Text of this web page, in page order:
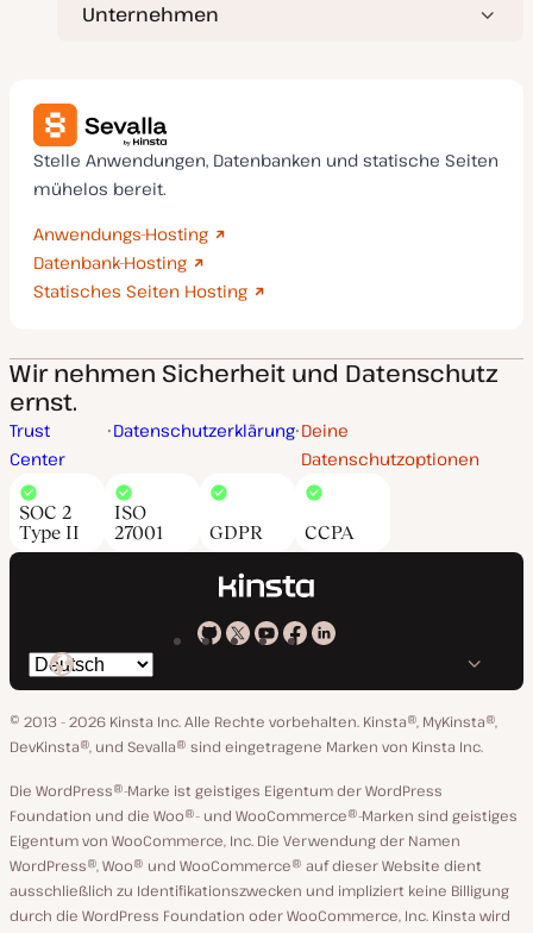
Unternehmen
Stelle Anwendungen, Datenbanken und statische Seiten
mühelos bereit.
Anwendungs-Hosting
Datenbank-Hosting
Statisches Seiten Hosting
Wir nehmen Sicherheit und Datenschutz
ernst.
Trust
Center
Datenschutzerklärung Deine
Datenschutzoptionen
SOC 2
Type II
ISO
27001
GDPR CCPA
Kinsta
GitHub
Kinsta
X
Kinsta
YouTube
Kinsta
Facebook
Kinsta
LinkedIn
Spräche
ändern
© 2013 - 2026 Kinsta Inc. Alle Rechte vorbehalten. Kinsta®, MyKinsta®,
DevKinsta®, und Sevalla® sind eingetragene Marken von Kinsta Inc.
Die WordPress®-Marke ist geistiges Eigentum der WordPress
Foundation und die Woo®- und WooCommerce®-Marken sind geistiges
Eigentum von WooCommerce, Inc. Die Verwendung der Namen
WordPress®, Woo® und WooCommerce® auf dieser Website dient
ausschließlich zu Identifikationszwecken und impliziert keine Billigung
durch die WordPress Foundation oder WooCommerce, Inc. Kinsta wird